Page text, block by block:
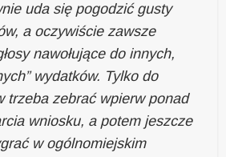
uda się pogodzić gusty
a oczywiście zawsze
nawołujące do innych,
wydatków. Tylko do
trzeba zebrać wpierw ponad
wniosku, a potem jeszcze
w ogólnomiejskim